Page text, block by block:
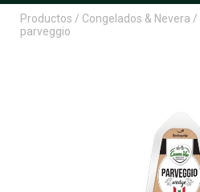
Productos / Congelados & Nevera /
parveggio